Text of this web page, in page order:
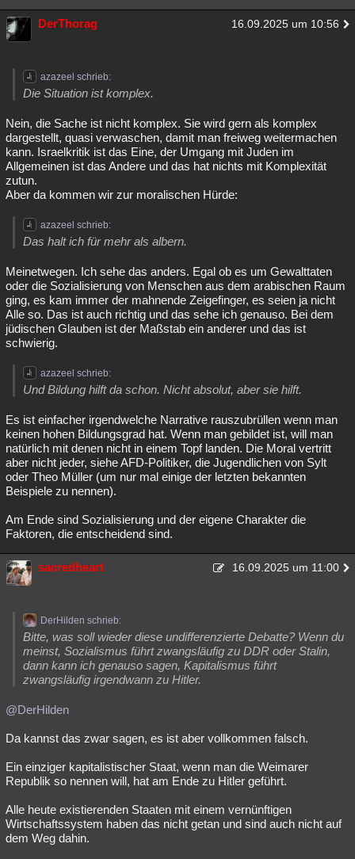
DerThorag 16.09.2025 um 10:56
azazeel schrieb:
Die Situation ist komplex.
Nein, die Sache ist nicht komplex. Sie wird gern als komplex
dargestellt, quasi verwaschen, damit man freiweg weitermachen
kann. Israelkritik ist das Eine, der Umgang mit Juden im
Allgemeinen ist das Andere und das hat nichts mit Komplexität
zutun.
Aber da kommen wir zur moralischen Hürde:
azazeel schrieb:
Das halt ich für mehr als albern.
Meinetwegen. Ich sehe das anders. Egal ob es um Gewalttaten
oder die Sozialisierung von Menschen aus dem arabischen Raum
ging, es kam immer der mahnende Zeigefinger, es seien ja nicht
Alle so. Das ist auch richtig und das sehe ich genauso. Bei dem
jüdischen Glauben ist der Maßstab ein anderer und das ist
schwierig.
azazeel schrieb:
Und Bildung hilft da schon. Nicht absolut, aber sie hilft.
Es ist einfacher irgendwelche Narrative rauszubrüllen wenn man
keinen hohen Bildungsgrad hat. Wenn man gebildet ist, will man
natürlich mit denen nicht in einem Topf landen. Die Moral vertritt
aber nicht jeder, siehe AFD-Politiker, die Jugendlichen von Sylt
oder Theo Müller (um nur mal einige der letzten bekannten
Beispiele zu nennen).
Am Ende sind Sozialisierung und der eigene Charakter die
Faktoren, die entscheidend sind.
sacredheart 16.09.2025 um 11:00
DerHilden schrieb:
Bitte, was soll wieder diese undifferenzierte Debatte? Wenn du
meinst, Sozialismus führt zwangsläufig zu DDR oder Stalin,
dann kann ich genauso sagen, Kapitalismus führt
zwangsläufig irgendwann zu Hitler.
@DerHilden
Da kannst das zwar sagen, es ist aber vollkommen falsch.
Ein einziger kapitalistischer Staat, wenn man die Weimarer
Republik so nennen will, hat am Ende zu Hitler geführt.
Alle heute existierenden Staaten mit einem vernünftigen
Wirtschaftssystem haben das nicht getan und sind auch nicht auf
dem Weg dahin.